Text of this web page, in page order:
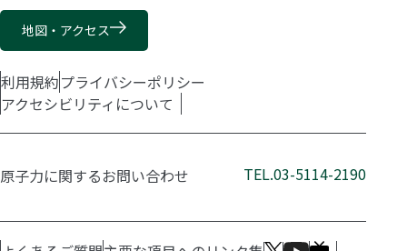
地図・アクセス
利用規約プライバシーポリシー
アクセシビリティについて
原子力に関するお問い合わせ TEL.03-5114-2190